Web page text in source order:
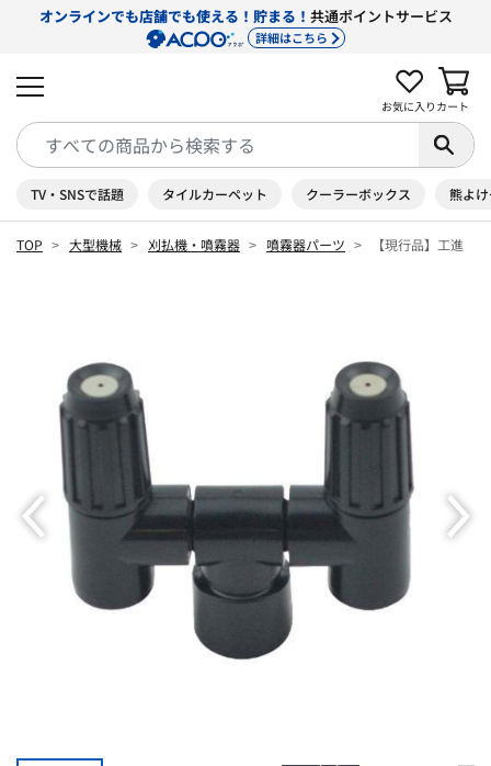
オンラインでも店舗でも使える！貯まる！ 共通ポイントサービス
詳細はこちら
お気に入り カート
TV・SNSで話題 タイルカーペット クーラーボックス 熊よ
TOP 大型機械 刈払機・噴霧器 噴霧器パーツ 【現行品】工進 2